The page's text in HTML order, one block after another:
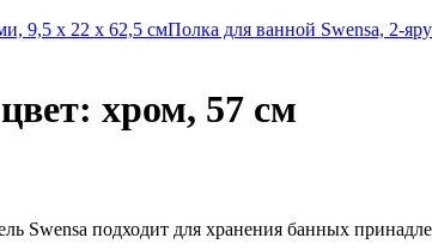
9,5 х 22 х 62,5 смПолка для ванной Swensa, 2-
хром, 57 см
Swensa подходит для хранения банных